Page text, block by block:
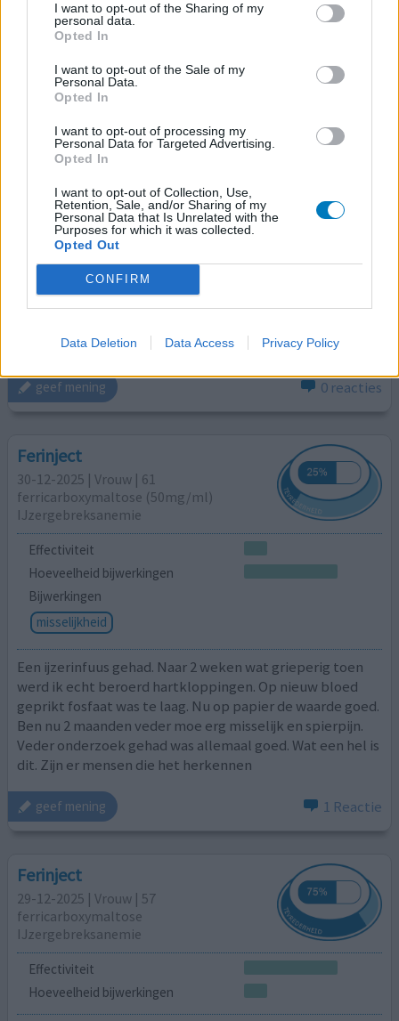
I want to opt-out of the Sharing of my
personal data.
Opted In
I want to opt-out of the Sale of my
Personal Data.
Opted In
I want to opt-out of processing my
Personal Data for Targeted Advertising.
Opted In
I want to opt-out of Collection, Use,
Retention, Sale, and/or Sharing of my
Personal Data that Is Unrelated with the
Purposes for which it was collected.
Opted Out
CONFIRM
Data Deletion Data Access Privacy Policy
Ferinject
ferricarboxymaltose (50mg/ml)
Bloedarmoede
Effectiviteit
Hoeveelheid bijwerkingen
Bijwerkingen
misselijkheid
spierkrampen
heupspier is zwak
moeite met traplopen
Ik ben ben benieuwd hoe het nu met je gaat? Ik heb 7
weken geleden een ijzerinfuus gehad. Werd er naar 2
dagen goed ziek. Opnieuw een bloedonderzoek gehad
Bloedwaarden zijn goed Gr.
geef mening 0 reacties
Ferinject
30-12-2025 | Vrouw | 61
ferricarboxymaltose (50mg/ml)
IJzergebreksanemie
Effectiviteit
Hoeveelheid bijwerkingen
Bijwerkingen
misselijkheid
Een ijzerinfuus gehad. Naar 2 weken wat grieperig toen
werd ik echt beroerd hartkloppingen. Op nieuw bloed
geprikt fosfaat was te laag. Nu op papier de waarde goed.
Ben nu 2 maanden veder moe erg misselijk en spierpijn.
Veder onderzoek gehad was allemaal goed. Wat een hel is
dit. Zijn er mensen die het herkennen
geef mening 1 Reactie
Ferinject
29-12-2025 | Vrouw | 57
ferricarboxymaltose
IJzergebreksanemie
Effectiviteit
Hoeveelheid bijwerkingen